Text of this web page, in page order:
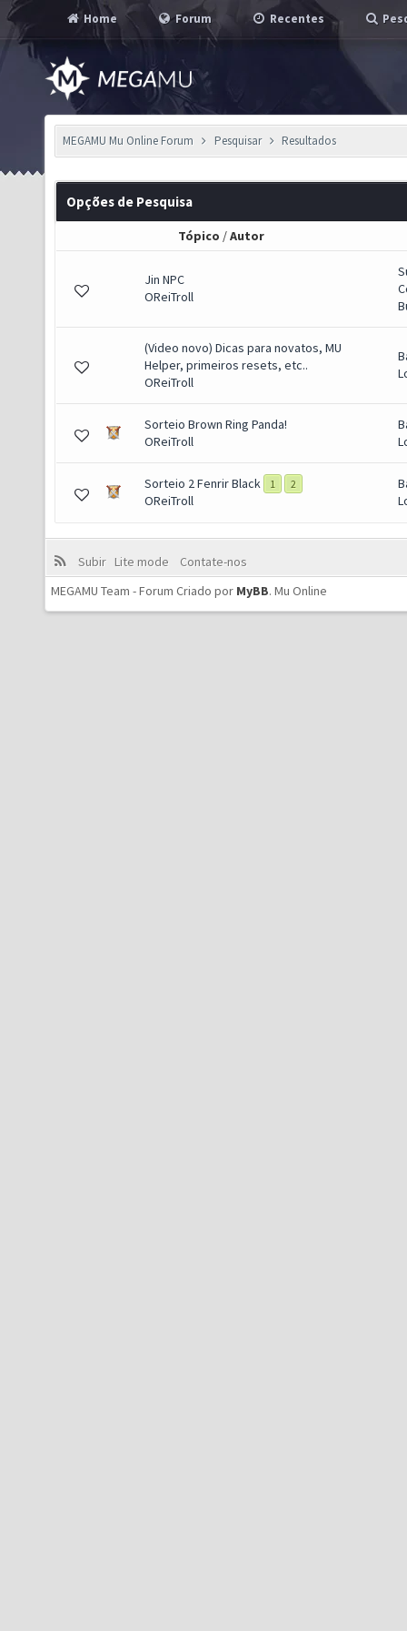
Home Forum Recentes
MEGAMU Mu Online Forum Pesquisar Resultados
Opções de Pesquisa
Tópico /Autor
Jin NPC
OReiTroll
(Video novo) Dicas para novatos, MU
Helper, primeiros resets, etc..
OReiTroll
Sorteio Brown Ring Panda!
OReiTroll
Sorteio 2 Fenrir Black 1 2
OReiTroll
Subir Lite mode
Contate-nos
MEGAMU Team - Forum Criado por MyBB. Mu Online